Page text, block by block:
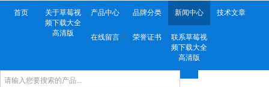
首页
关于草莓视
频下载大全
高清版
产品中心 品牌分类 新闻中心 技术文章
在线留言 荣誉证书
联系草莓视
频下载大全
高清版